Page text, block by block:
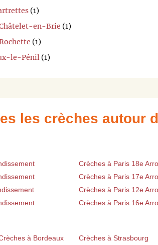
(1)
Châtelet-en-Brie (1)
(1)
le-Pénil (1)
les crèches autour
Crèches à Paris 18e
Crèches à Paris 17e
Crèches à Paris 12e
Crèches à Paris 16e
à Bordeaux Crèches à Strasbourg